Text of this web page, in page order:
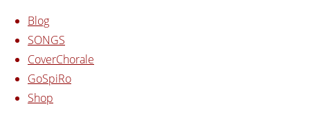
Zum Inhalt springen
Blog
SONGS
CoverChorale
GoSpiRo
Shop
Start